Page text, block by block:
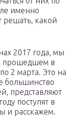
именно
решать, какой
2017 года, мы
прошедшем в
2 марта. Это на
большинство
представляют
поступят в
и расскажем.